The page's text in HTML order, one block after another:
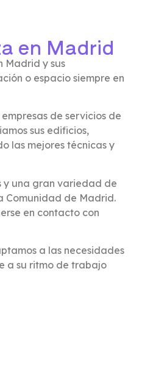
en Madrid
Madrid y sus
o espacio siempre en
de servicios de
sus edificios,
las mejores técnicas y
y una gran variedad de
Comunidad de Madrid.
en contacto con
a las necesidades
a su ritmo de trabajo